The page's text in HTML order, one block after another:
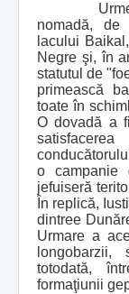
Urmează
nomadă, de
lacului
Negre şi, în
statutul de
primească
toate în
O dovadă a
o campanie
jefuiseră
În replică,
dintree
Urmare a
longobarzii,
totodată,
formaţiunii